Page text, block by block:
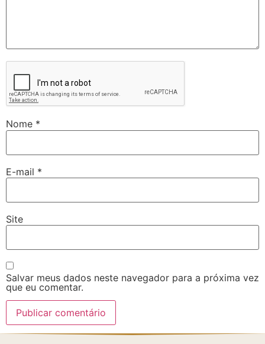
Nome *
E-mail *
Site
Salvar meus dados neste navegador para a próxima vez
que eu comentar.